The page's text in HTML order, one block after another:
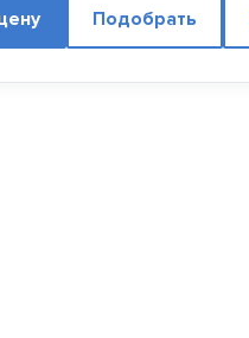
Подобрать